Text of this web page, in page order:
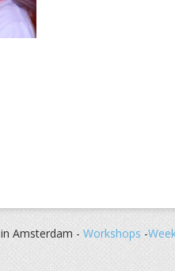
in Amsterdam - Workshops -